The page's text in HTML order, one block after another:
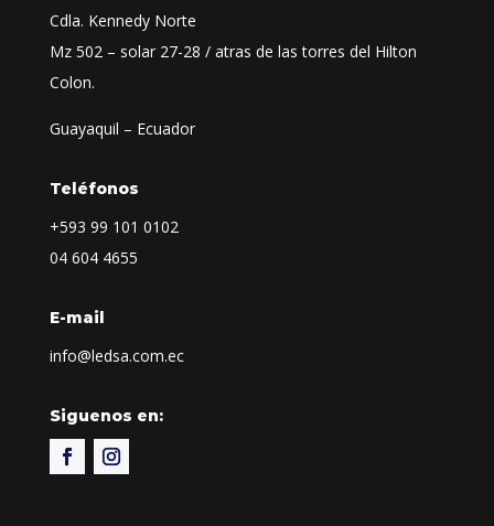
Cdla. Kennedy Norte
Mz 502 – solar 27-28 / atras de las torres del Hilton
Colon.
Guayaquil – Ecuador
Teléfonos
+593 99 101 0102
04 604 4655
E-mail
info@ledsa.com.ec
Siguenos en: